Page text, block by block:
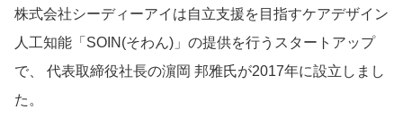
株式会社シーディーアイは自立支援を目指すケアデザイン
人工知能「SOIN(そわん)」の提供を行うスタートアップ
で、 代表取締役社長の濵岡 邦雅氏が2017年に設立しまし
た。